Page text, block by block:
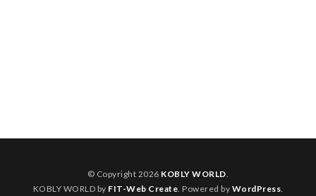
© Copyright 2026 KOBLY WORLD.
KOBLY WORLD by FIT-Web Create. Powered by WordPress.